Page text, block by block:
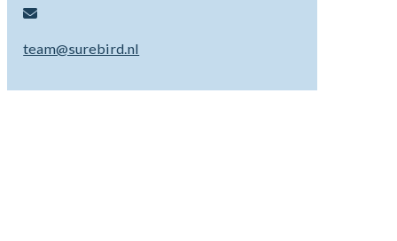
team@surebird.nl